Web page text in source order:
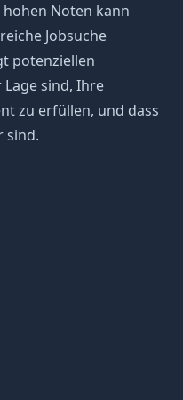
Noten kann
Jobsuche
potenziellen
sind, Ihre
zu erfüllen, und dass
sind.